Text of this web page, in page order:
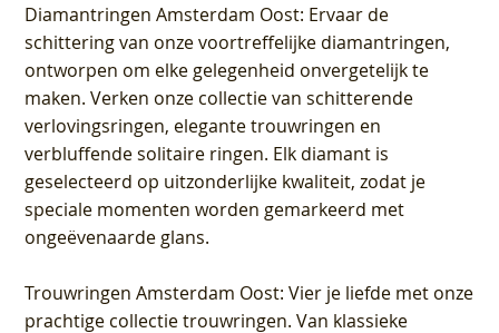
Diamantringen Amsterdam Oost: Ervaar de
schittering van onze voortreffelijke diamantringen,
ontworpen om elke gelegenheid onvergetelijk te
maken. Verken onze collectie van schitterende
verlovingsringen, elegante trouwringen en
verbluffende solitaire ringen. Elk diamant is
geselecteerd op uitzonderlijke kwaliteit, zodat je
speciale momenten worden gemarkeerd met
ongeëvenaarde glans.
Trouwringen Amsterdam Oost: Vier je liefde met onze
prachtige collectie trouwringen. Van klassieke